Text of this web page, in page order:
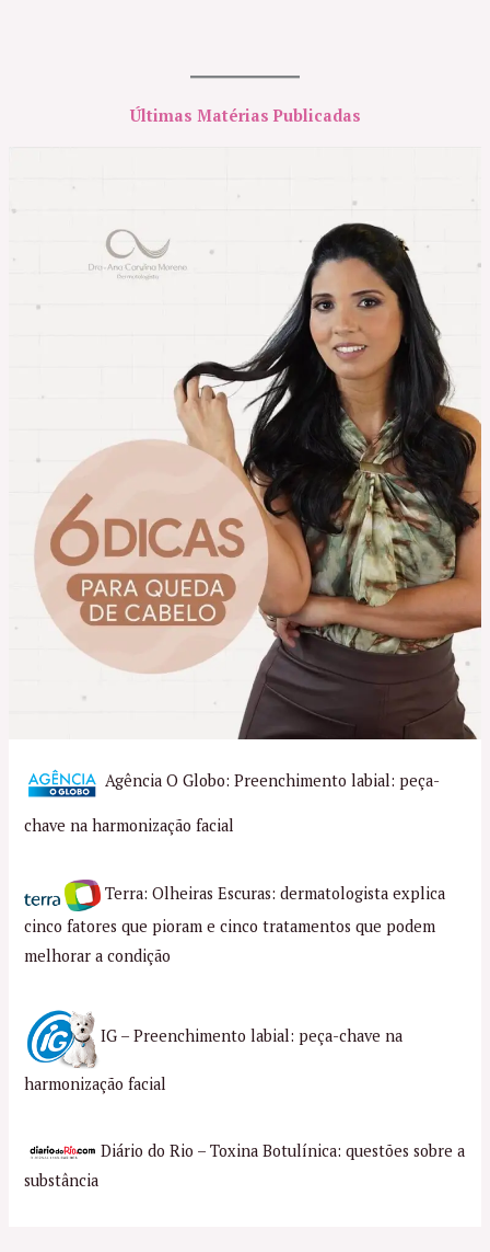
Últimas Matérias Publicadas
Agência O Globo: Preenchimento labial: peça-
chave na harmonização facial
Terra: Olheiras Escuras: dermatologista explica
cinco fatores que pioram e cinco tratamentos que podem
melhorar a condição
IG – Preenchimento labial: peça-chave na
harmonização facial
Diário do Rio – Toxina Botulínica: questões sobre a
substância